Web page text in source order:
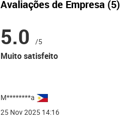
Avaliações de Empresa (5)
5.0 /5
Muito satisfeito
M********a
25 Nov 2025 14:16